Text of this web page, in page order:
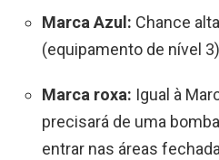
Marca Azul: Chance
(equipamento de nível
Marca roxa: Igual à
precisará de uma
entrar nas áreas